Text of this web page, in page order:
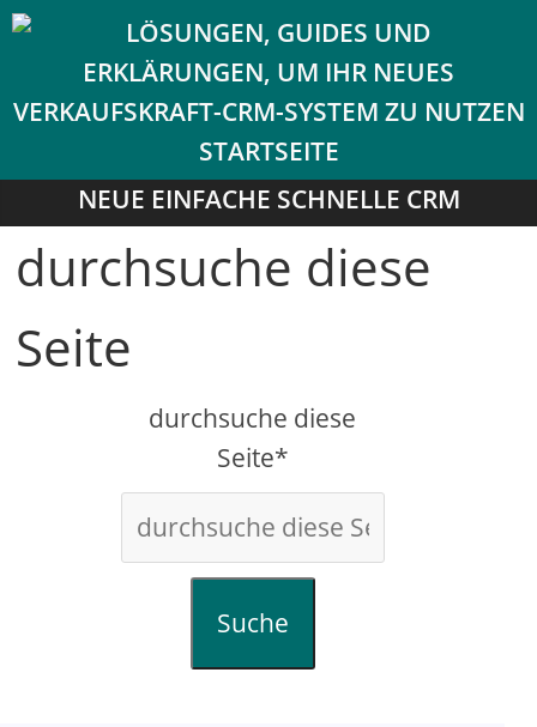
NEUE EINFACHE SCHNELLE CRM
durchsuche diese
Seite
durchsuche diese
Seite*
Suche